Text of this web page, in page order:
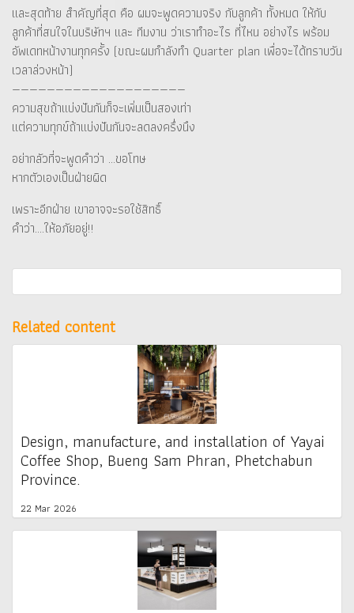
และสุดท้าย สำคัญที่สุด คือ ผมจะพูดความจริง กับลูกค้า ทั้งหมด ให้กับ
ลูกค้าที่สนใจในบริษัทฯ และ ทีมงาน ว่าเราทำอะไร ที่ไหน อย่างไร พร้อม
อัพเดทหน้างานทุกครั้ง (ขณะผมกำลังทำ Quarter plan เพื่อจะได้ทราบวัน
เวลาล่วงหน้า)
————————————————————
ความสุขถ้าแบ่งปันกันก็จะเพิ่มเป็นสองเท่า
แต่ความทุกข์ถ้าแบ่งปันกันจะลดลงครึ่งนึง
อย่ากลัวที่จะพูดคำว่า …ขอโทษ
หากตัวเองเป็นฝ่ายผิด
เพราะอีกฝ่าย เขาอาจจะรอใช้สิทธิ์
คำว่า….ให้อภัยอยู่!!
Related content
Design, manufacture, and installation of Yayai
Coffee Shop, Bueng Sam Phran, Phetchabun
Province.
22 Mar 2026